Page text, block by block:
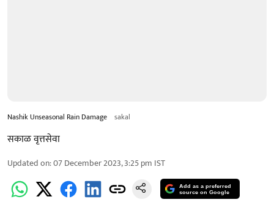
Nashik Unseasonal Rain Damage sakal
सकाळ वृत्तसेवा
Updated on:07 December 2023, 3:25 pm IST
Add as a preferred
source on Google